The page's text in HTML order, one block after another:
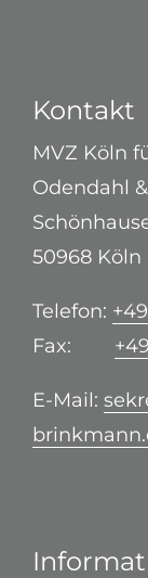
Kontakt
MVZ Köln
Odendahl
50968 Köln
Telefon:
Fax:
E-Mail: